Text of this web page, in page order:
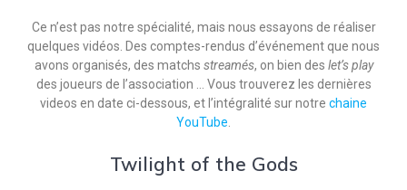
Ce n’est pas notre spécialité, mais nous essayons de réaliser
quelques vidéos. Des comptes-rendus d’événement que nous
avons organisés, des matchs streamés, on bien des let’s play
des joueurs de l’association … Vous trouverez les dernières
videos en date ci-dessous, et l’intégralité sur notre chaine
YouTube
Twilight of the Gods